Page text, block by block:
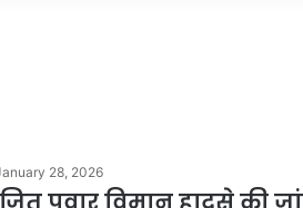
28, 2026